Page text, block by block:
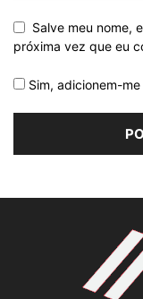
Salve meu nome,
próxima vez que eu
Sim, adicionem-me